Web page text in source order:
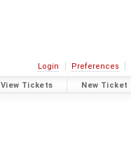
Login Preferences
View Tickets New Ticket